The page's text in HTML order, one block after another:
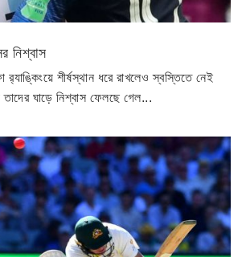
নিশ্বাস
র‍্যাঙ্কিংয়ে শীর্ষস্থান ধরে রাখলেও স্বস্তিতে নেই
তাদের ঘাড়ে নিশ্বাস ফেলছে গেল...